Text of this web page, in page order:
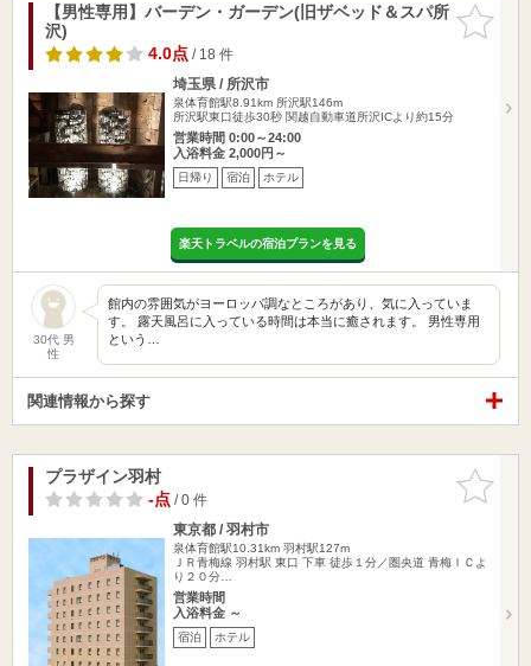
お気に入
りに追加
【男性専用】バーデン・ガーデン(旧ザベッド＆スパ所
沢)
4.0点/ 18 件
埼玉県 / 所沢市
泉体育館駅8.91km 所沢駅146m
所沢駅東口徒歩30秒 関越自動車道所沢ICより約15分
営業時間 0:00～24:00
入浴料金 2,000円～
日帰り 宿泊 ホテル
楽天トラベルの宿泊プランを見る
30代 男
性
館内の雰囲気がヨーロッパ調なところがあり、気に入っていま
す。 露天風呂に入っている時間は本当に癒されます。 男性専用
という…
関連情報から探す
お気に入
りに追加
プラザイン羽村
-点/ 0 件
東京都 / 羽村市
泉体育館駅10.31km 羽村駅127m
ＪＲ青梅線 羽村駅 東口 下車 徒歩１分／圏央道 青梅ＩＣよ
り２０分…
営業時間
入浴料金 ～
宿泊 ホテル